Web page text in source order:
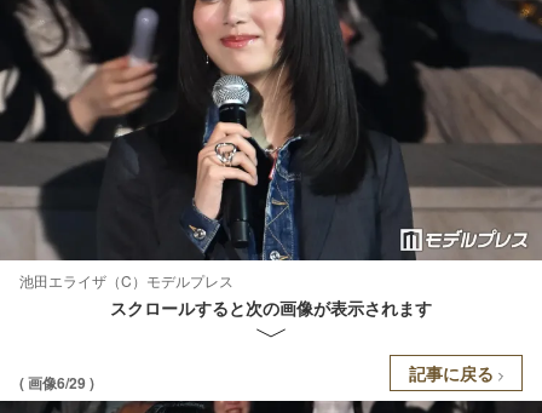
池田エライザ（C）モデルプレス
スクロールすると次の画像が表示されます
( 画像6/29 ) 記事に戻る